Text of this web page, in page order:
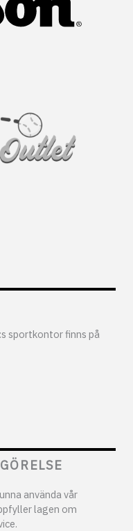
sportkontor finns på
använda vår
lagen om